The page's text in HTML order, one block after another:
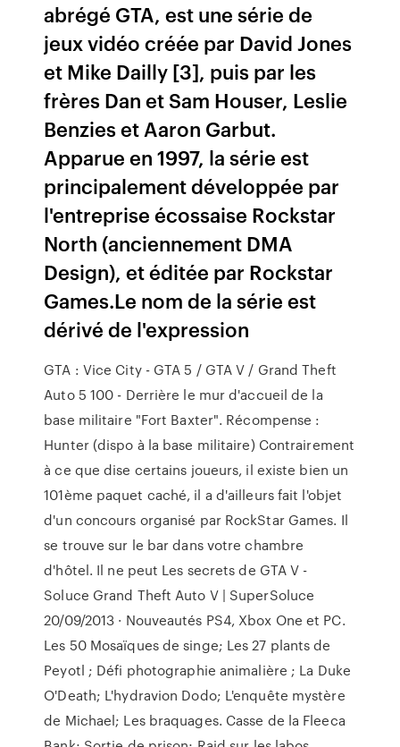
abrégé GTA, est une série de
jeux vidéo créée par David Jones
et Mike Dailly [3], puis par les
frères Dan et Sam Houser, Leslie
Benzies et Aaron Garbut.
Apparue en 1997, la série est
principalement développée par
l'entreprise écossaise Rockstar
North (anciennement DMA
Design), et éditée par Rockstar
Games.Le nom de la série est
dérivé de l'expression
GTA : Vice City - GTA 5 / GTA V / Grand Theft
Auto 5 100 - Derrière le mur d'accueil de la
base militaire "Fort Baxter". Récompense :
Hunter (dispo à la base militaire) Contrairement
à ce que dise certains joueurs, il existe bien un
101ème paquet caché, il a d'ailleurs fait l'objet
d'un concours organisé par RockStar Games. Il
se trouve sur le bar dans votre chambre
d'hôtel. Il ne peut Les secrets de GTA V -
Soluce Grand Theft Auto V | SuperSoluce
20/09/2013 · Nouveautés PS4, Xbox One et PC.
Les 50 Mosaïques de singe; Les 27 plants de
Peyotl ; Défi photographie animalière ; La Duke
O'Death; L'hydravion Dodo; L'enquête mystère
de Michael; Les braquages. Casse de la Fleeca